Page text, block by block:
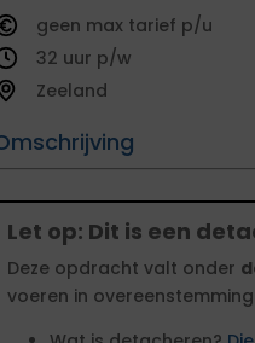
geen
tarief
32
Zeeland
Let op: Dit is een
Deze opdracht valt onder
voeren in